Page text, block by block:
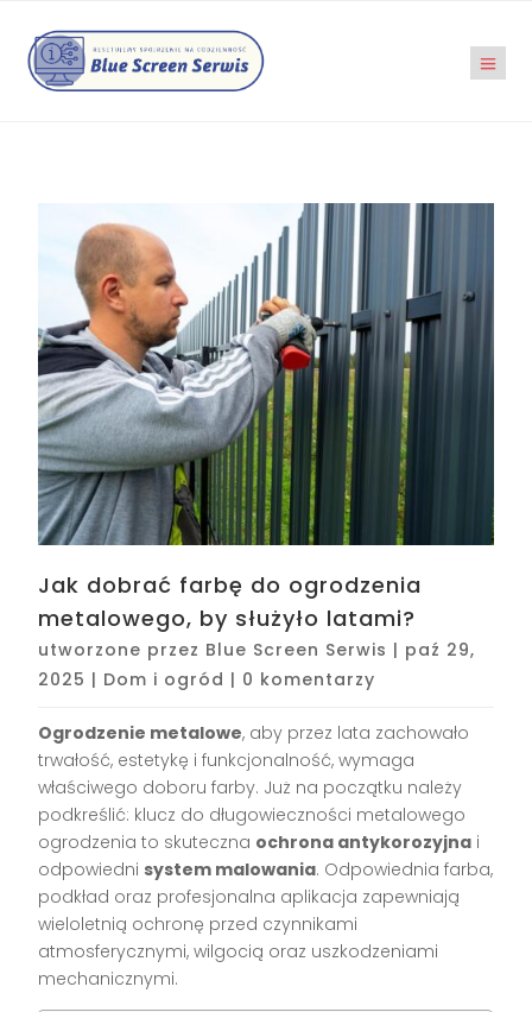
Jak dobrać farbę do ogrodzenia
metalowego, by służyło latami?
utworzone przez Blue Screen Serwis | paź 29,
2025 | Dom i ogród | 0 komentarzy
Ogrodzenie metalowe, aby przez lata zachowało
trwałość, estetykę i funkcjonalność, wymaga
właściwego doboru farby. Już na początku należy
podkreślić: klucz do długowieczności metalowego
ogrodzenia to skuteczna ochrona antykorozyjna i
odpowiedni system malowania. Odpowiednia farba,
podkład oraz profesjonalna aplikacja zapewniają
wieloletnią ochronę przed czynnikami
atmosferycznymi, wilgocią oraz uszkodzeniami
mechanicznymi.